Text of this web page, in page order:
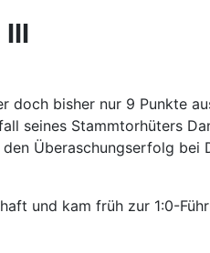
bisher nur 9 Punkte
seines Stammtorhüters
Überaschungserfolg bei
und kam früh zur 1:0-